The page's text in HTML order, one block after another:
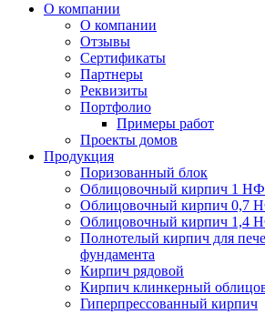
О компании
О компании
Отзывы
Сертификаты
Партнеры
Реквизиты
Портфолио
Примеры работ
Проекты домов
Продукция
Поризованный блок
Облицовочный кирпич 1 НФ
Облицовочный кирпич 0,7
Облицовочный кирпич 1,4
Полнотелый кирпич для
фундамента
Кирпич рядовой
Кирпич клинкерный
Гиперпрессованный кирпич